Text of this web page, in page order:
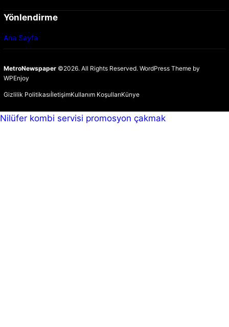
Yönlendirme
Ana Sayfa
MetroNewspaper©2026. All Rights Reserved. WordPress Themeby
WPEnjoy
Gizlilik PolitikasıİletişimKullanım KoşullarıKünye
Nilüfer kombi servisi promosyon çakmak